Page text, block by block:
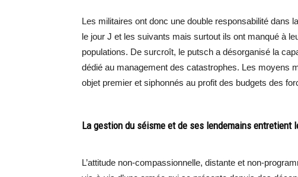
Les militaires ont donc une double responsabilité dans
le jour J et les suivants mais surtout ils ont manqué à
populations. De surcroît, le putsch a désorganisé la
dédié au management des catastrophes. Les moyens
objet premier et siphonnés au profit des budgets des
La gestion du séisme et de ses lendemains entretient
L’attitude non-compassionnelle, distante et non-